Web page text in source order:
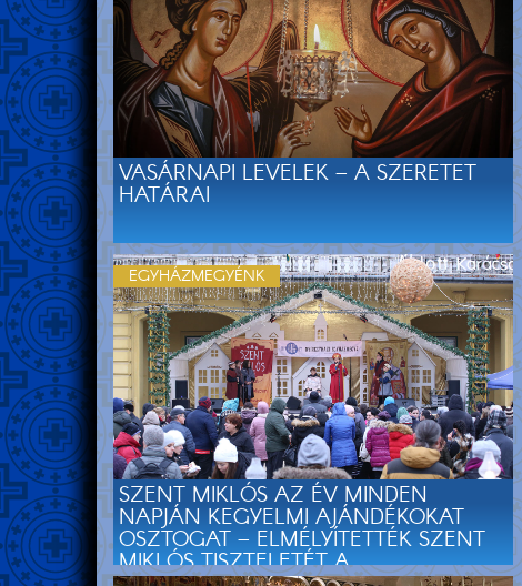
VASÁRNAPI LEVELEK – A SZERETET
HATÁRAI
SZENT MIKLÓS AZ ÉV MINDEN
NAPJÁN KEGYELMI AJÁNDÉKOKAT
OSZTOGAT – ELMÉLYÍTETTÉK SZENT
MIKLÓS TISZTELETÉT A
EGYHÁZMEGYÉNK